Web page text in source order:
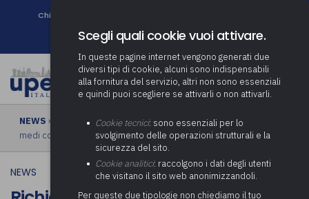
Chi siamo
Newsletter
NEWS › Richiesta Anpci proroga rendiconto 2020 per i piccoli e
medi comuni
NEWS
Scegli quali cookie vuoi attivare.
In queste pagine internet vengono generati due
diversi tipi di cookie, alcuni sono indispensabili
alla fornitura del servizio, altri non sono essenziali
e quindi puoi scegliere se attivarli o non attivarli.
Cookie tecnici: sono essenziali per lo
svolgimento delle operazioni strutturali e la
sicurezza del sito.
Cookie analitici: raccolgono i dati degli utenti
che visitano il sito web anonimizzandoli.
Per queste due tipologie non chiediamo il tuo